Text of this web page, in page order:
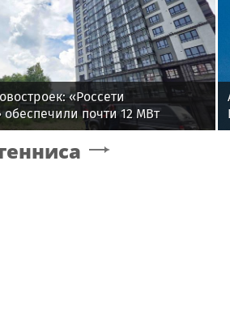
«Россети
почти 12 МВт
жилых кварталов